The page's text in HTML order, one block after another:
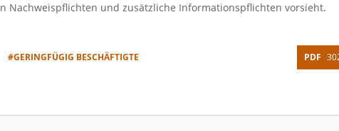
Nachweispflichten und zusätzliche Informationspflichten vorsieht.
#GERINGFÜGIG BESCHÄFTIGTE PDF